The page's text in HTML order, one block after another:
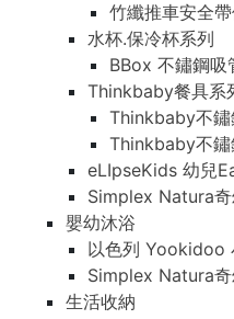
竹纖推車安全
水杯.保冷杯系列
BBox 不鏽鋼吸
Thinkbaby餐具系
Thinkbaby不鏽
Thinkbaby不鏽
eLIpseKids 幼兒
Simplex Natura
嬰幼沐浴
以色列 Yookidoo
Simplex Natura
生活收納